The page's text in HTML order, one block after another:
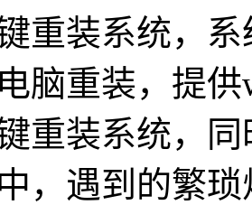
重装系统，
脑重装，提
重装系统，
，遇到的繁